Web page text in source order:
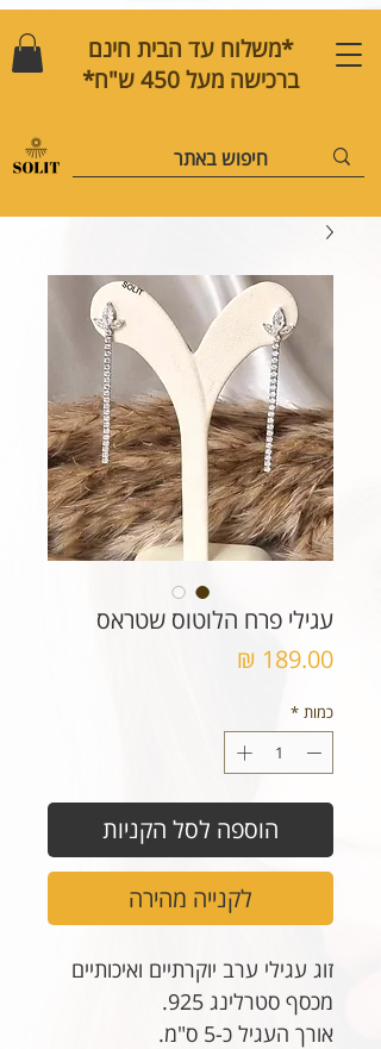
*משלוח עד הבית חינם
ברכישה מעל 450 ש"ח*
עגילי פרח הלוטוס שטראס
כמות *
הוספה לסל הקניות
לקנייה מהירה
זוג עגילי ערב יוקרתיים ואיכותיים
מכסף סטרלינג 925.
אורך העגיל כ-5 ס"מ.